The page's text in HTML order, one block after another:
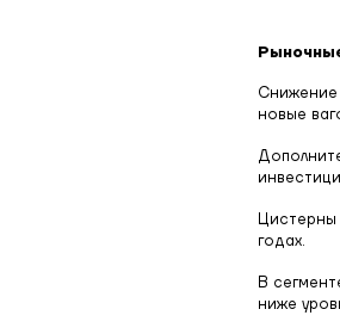
Снижение
новые
годах.
В
ниже